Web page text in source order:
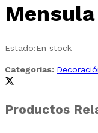
Estado:En stock
Categorías:
Productos